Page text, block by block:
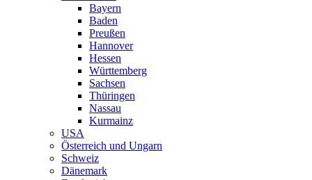
Bayern
Baden
Preußen
Hannover
Hessen
Württemberg
Sachsen
Thüringen
Nassau
Kurmainz
USA
Österreich und Ungarn
Schweiz
Dänemark